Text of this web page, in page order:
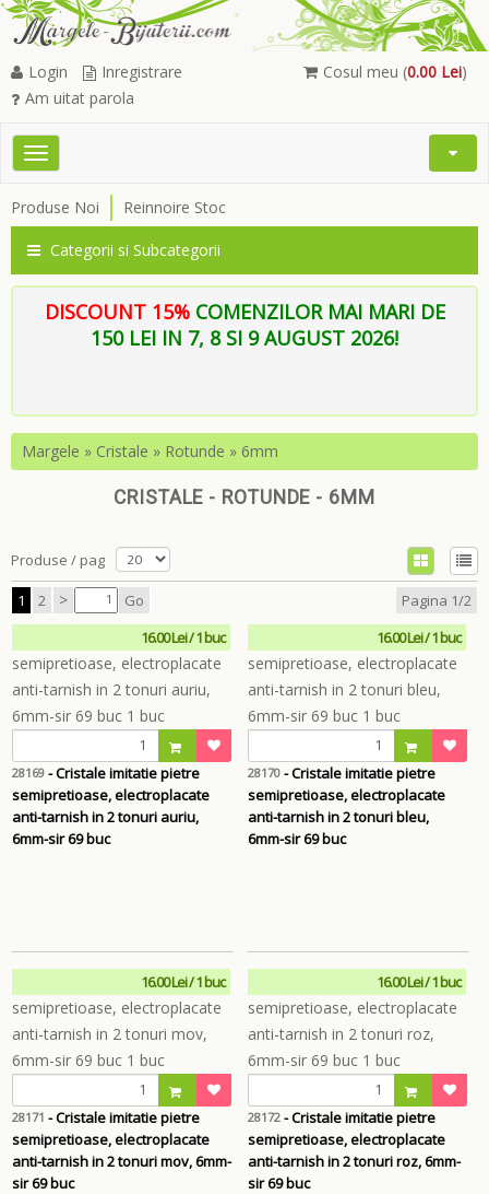
Cosul meu (0.00 Lei)
Login
Inregistrare
Am uitat parola
Toggle
Open
Produse Noi Reinnoire Stoc
Categorii si Subcategorii
DISCOUNT 15% COMENZILOR MAI MARI DE
150 LEI IN 7, 8 SI 9 AUGUST 2026!
Margele » Cristale » Rotunde » 6mm
CRISTALE - ROTUNDE - 6MM
Produse / pag
1 2 > Go
Pagina 1/2
16.00 Lei / 1 buc
28169 - Cristale imitatie pietre
semipretioase, electroplacate
anti-tarnish in 2 tonuri auriu,
6mm-sir 69 buc
16.00 Lei / 1 buc
28170- Cristale imitatie pietre
semipretioase, electroplacate
anti-tarnish in 2 tonuri bleu,
6mm-sir 69 buc
16.00 Lei / 1 buc
28171 - Cristale imitatie pietre
semipretioase, electroplacate
anti-tarnish in 2 tonuri mov, 6mm-
sir 69 buc
16.00 Lei / 1 buc
28172- Cristale imitatie pietre
semipretioase, electroplacate
anti-tarnish in 2 tonuri roz, 6mm-
sir 69 buc